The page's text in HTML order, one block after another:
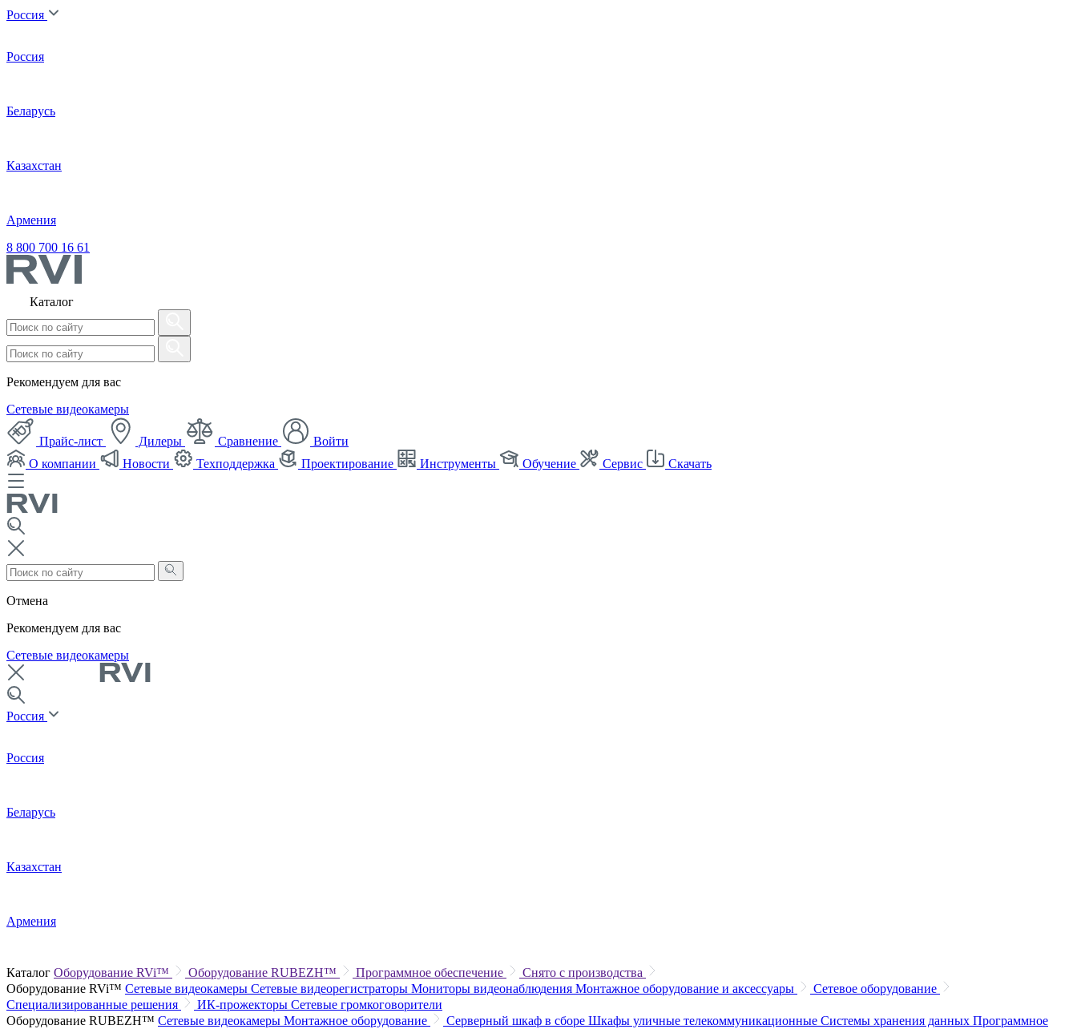
Россия
Россия
Беларусь
Казахстан
Армения
8 800 700 16 61
Каталог
Рекомендуем для вас
Сетевые видеокамеры
Прайс-лист Дилеры Сравнение
Войти
О компании
Новости Техподдержка Проектирование Инструменты Обучение Сервис Скачать
Отмена
Рекомендуем для вас
Сетевые видеокамеры
Россия
Россия
Беларусь
Казахстан
Армения
Каталог Оборудование RVi™ Оборудование RUBEZH™ Программное обеспечение
Снято с производства
Оборудование RVi™ Сетевые видеокамеры Сетевые видеорегистраторы Мониторы видеонаблюдения Монтажное оборудование и аксессуары
Сетевое оборудование
Специализированные решения
ИК-прожекторы Сетевые громкоговорители
Оборудование RUBEZH™ Сетевые видеокамеры Монтажное оборудование Серверный шкаф в сборе Шкафы уличные телекоммуникационные Системы хранения данных Программное